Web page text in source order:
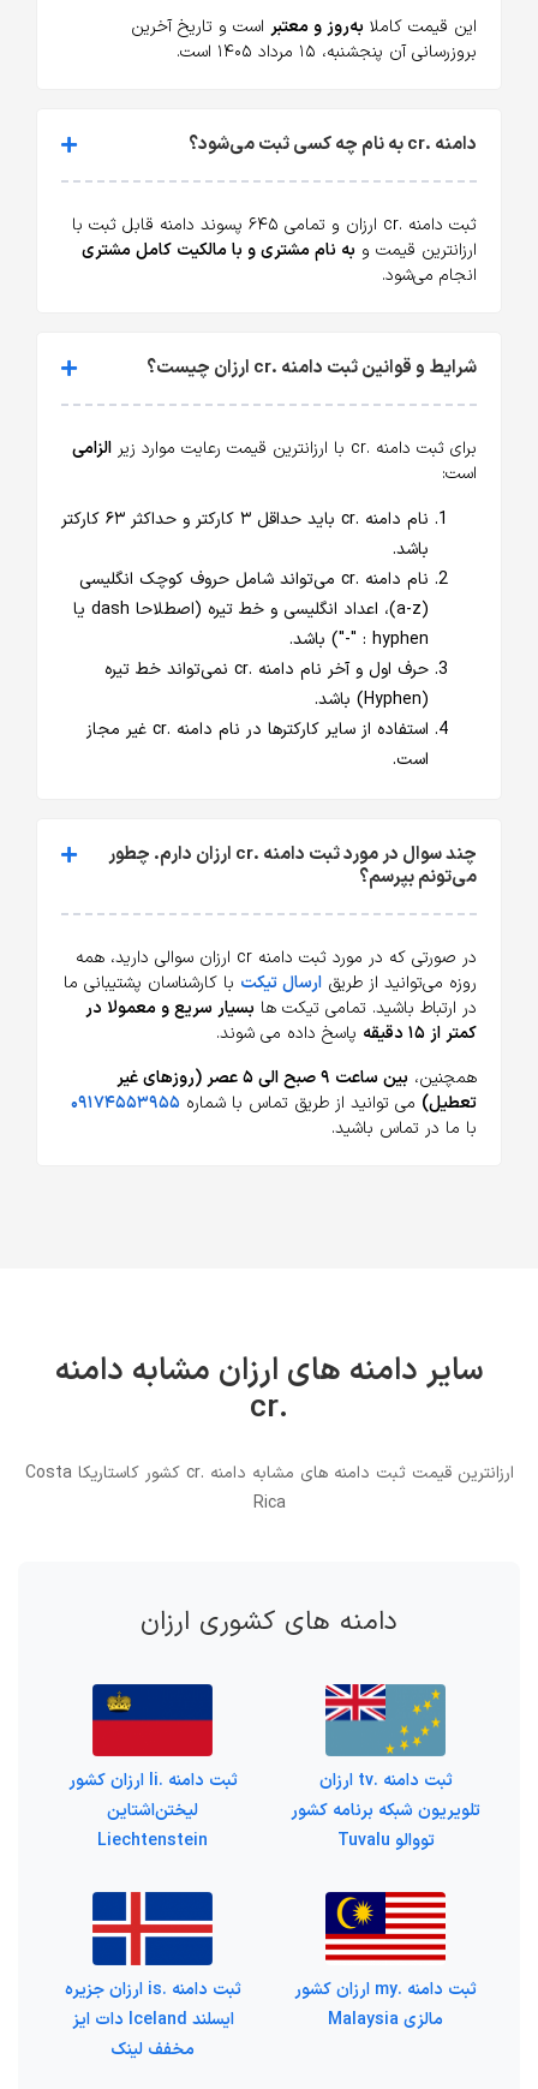
این قیمت کاملا به‌روز و معتبر است و تاریخ آخرین
بروزرسانی آن پنجشنبه، ۱۵ مرداد ۱۴۰۵ است.
دامنه .cr به نام چه کسی ثبت می‌شود؟
ثبت دامنه .cr ارزان و تمامی ۶۴۵ پسوند دامنه قابل ثبت با
ارزانترین قیمت و به نام مشتری و با مالکیت کامل مشتری
انجام می‌شود.
شرایط و قوانین ثبت دامنه .cr ارزان چیست؟
برای ثبت دامنه .cr با ارزانترین قیمت رعایت موارد زیر
الزامی
است:
نام دامنه .cr باید حداقل ۳ کارکتر و حداکثر ۶۳ کارکتر
باشد.
نام دامنه .cr می‌تواند شامل حروف کوچک انگلیسی
(a-z)، اعداد انگلیسی و خط تیره (اصطلاحا dash یا
hyphen : "-") باشد.
حرف اول و آخر نام دامنه .cr نمی‌تواند خط تیره
(Hyphen) باشد.
استفاده از سایر کارکترها در نام دامنه .cr غیر مجاز
است.
چند سوال در مورد ثبت دامنه .cr ارزان دارم. چطور
می‌تونم بپرسم؟
در صورتی که در مورد ثبت دامنه cr ارزان سوالی دارید، همه
روزه می‌توانید از طریق ارسال تیکت با کارشناسان پشتیبانی ما
در ارتباط باشید. تمامی تیکت ها بسیار سریع و معمولا در
کمتر از ۱۵ دقیقه
پاسخ داده می شوند.
همچنین،
بین ساعت ۹ صبح الی ۵ عصر (روزهای غیر
تعطیل) می توانید از طریق تماس با شماره ۰۹۱۷۴۵۵۳۹۵۵
با ما در تماس باشید.
سایر دامنه های ارزان مشابه دامنه
.cr
ارزانترین قیمت ثبت دامنه های مشابه دامنه .cr کشور کاستاریکا Costa
Rica
دامنه های کشوری ارزان
ثبت دامنه .tv ارزان
تلویریون شبکه برنامه کشور
تووالو Tuvalu
ثبت دامنه .li ارزان کشور
لیختن‌اشتاین
Liechtenstein
ثبت دامنه .my ارزان کشور
مالزی Malaysia
ثبت دامنه .is ارزان جزیره
ایسلند Iceland دات ایز
مخفف لینک